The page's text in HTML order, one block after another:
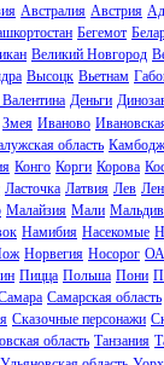
Австралия Австрия
Бегемот
Великий Новгород
Высоцк Вьетнам
Деньги
Змея Иваново
область
Конго Корги Корова
Ласточка Латвия Лев
Малайзия Мали
Намибия Насекомые
Норвегия Носорог
Пицца Польша Пони
Самарская область
Сказочные персонажи
область Танзания